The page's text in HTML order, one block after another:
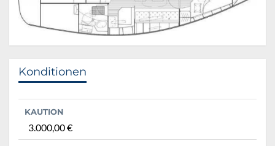
Konditionen
KAUTION
3.000,00 €